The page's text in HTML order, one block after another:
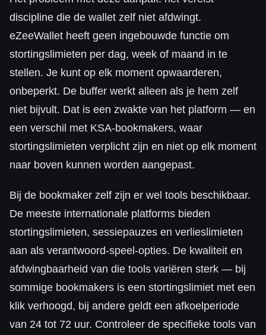
discipline die de wallet zelf niet afdwingt.
eZeeWallet heeft geen ingebouwde functie om
stortingslimieten per dag, week of maand in te
stellen. Je kunt op elk moment opwaarderen,
onbeperkt. De buffer werkt alleen als je hem zelf
niet bijvult. Dat is een zwakte van het platform — en
een verschil met KSA-bookmakers, waar
stortingslimieten verplicht zijn en niet op elk moment
naar boven kunnen worden aangepast.
Bij de bookmaker zelf zijn er wel tools beschikbaar.
De meeste internationale platforms bieden
stortingslimieten, sessiepauzes en verlieslimieten
aan als verantwoord-speel-opties. De kwaliteit en
afdwingbaarheid van die tools variëren sterk — bij
sommige bookmakers is een stortingslimiet met een
klik verhoogd, bij andere geldt een afkoelperiode
van 24 tot 72 uur. Controleer de specifieke tools van